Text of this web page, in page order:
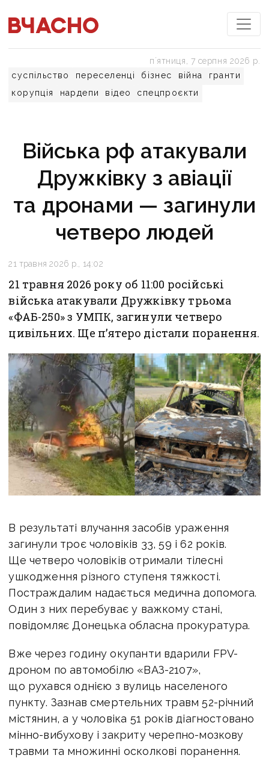
суспільство переселенці бізнес війна
гранти
корупція
нардепи відео спецпроєкти
пʼятниця, 7 серпня 2026 р.
Війська рф атакували
Дружківку з авіації
та дронами — загинули
четверо людей
21 травня 2026 р., 14:02
21 травня 2026 року об 11:00 російські
війська атакували Дружківку трьома
«ФАБ-250» з УМПК, загинули четверо
цивільних. Ще п’ятеро дістали поранення.
В результаті влучання засобів ураження
загинули троє чоловіків 33, 59 і 62 років.
Ще четверо чоловіків отримали тілесні
ушкодження різного ступеня тяжкості.
Постраждалим надається медична допомога.
Один з них перебуває у важкому стані,
повідомляє Донецька обласна прокуратура.
Вже через годину окупанти вдарили FPV-
дроном по автомобілю «ВАЗ-2107»,
що рухався однією з вулиць населеного
пункту. Зазнав смертельних травм 52-річний
містянин, а у чоловіка 51 років діагностовано
мінно-вибухову і закриту черепно-мозкову
травми та множинні осколкові поранення.